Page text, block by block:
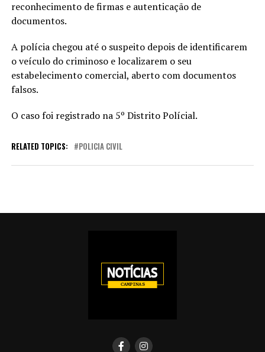
reconhecimento de firmas e autenticação de
documentos.
A polícia chegou até o suspeito depois de identificarem
o veículo do criminoso e localizarem o seu
estabelecimento comercial, aberto com documentos
falsos.
O caso foi registrado na 5º Distrito Polícial.
RELATED TOPICS: POLICIA CIVIL